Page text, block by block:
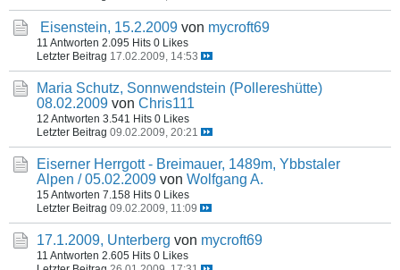
Eisenstein, 15.2.2009 von mycroft69
11 Antworten 2.095 Hits 0 Likes
Letzter Beitrag 17.02.2009, 14:53
Maria Schutz, Sonnwendstein (Pollereshütte)
08.02.2009 von Chris111
12 Antworten 3.541 Hits 0 Likes
Letzter Beitrag 09.02.2009, 20:21
Eiserner Herrgott - Breimauer, 1489m, Ybbstaler
Alpen / 05.02.2009 von Wolfgang A.
15 Antworten 7.158 Hits 0 Likes
Letzter Beitrag 09.02.2009, 11:09
17.1.2009, Unterberg von mycroft69
11 Antworten 2.605 Hits 0 Likes